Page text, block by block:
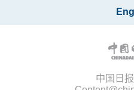
中国日